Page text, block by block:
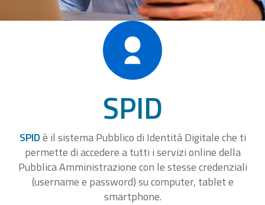
SPID
SPIDè il sistema Pubblico di Identità Digitale che ti
permette di accedere a tutti i servizi online della
Pubblica Amministrazione con le stesse credenziali
(username e password) su computer, tablet e
smartphone.